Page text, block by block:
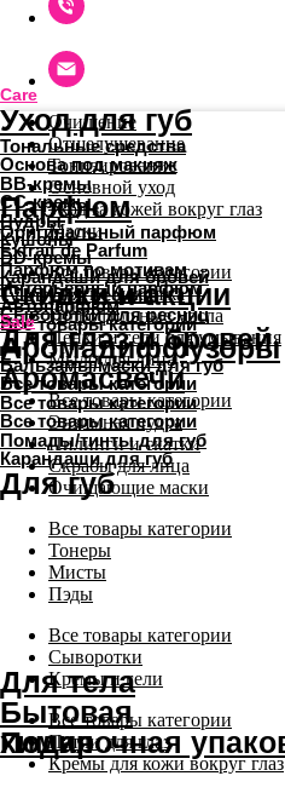
Очищение
Отшелушевание
Тонизирование
Основной уход
Уход за кожей вокруг глаз
Маски
Все товары категории
Снятие макияжа
Гидрофильные масла
Пенки и гели для умывания
Мыло для лица
Все товары категории
Энзимная пудра
Пилинги и скатки
Скрабы для лица
Очищающие маски
Все товары категории
Тонеры
Мисты
Пэды
Все товары категории
Сыворотки
Кремы и гели
Все товары категории
Патчи для глаз
Кремы для кожи вокруг глаз